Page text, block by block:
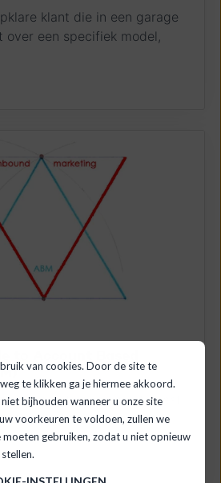
van cookies. Door de site te
te klikken ga je hiermee akkoord.
bijhouden wanneer u onze site
voorkeuren te voldoen, zullen we
moeten gebruiken, zodat u niet opnieuw
klant die in een garage
over een specifiek model,
marketing logic is to cast
message and channel. The